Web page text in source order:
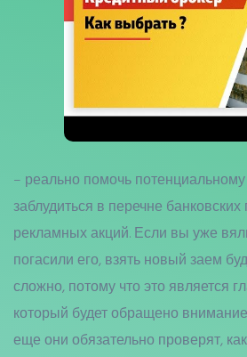
– реально помочь
заблудиться в перечне банковских
рекламных акций. Если вы уже
погасили его, взять новый заем
сложно, потому что это является
который будет обращено
еще они обязательно проверят,